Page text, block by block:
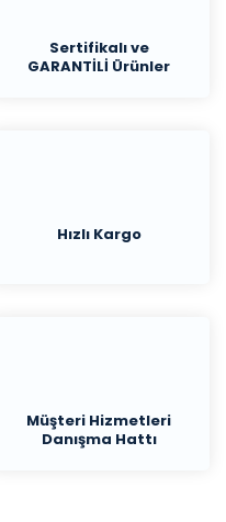
Sertifikalı ve
GARANTİLİ Ürünler
Hızlı Kargo
Müşteri Hizmetleri
Danışma Hattı